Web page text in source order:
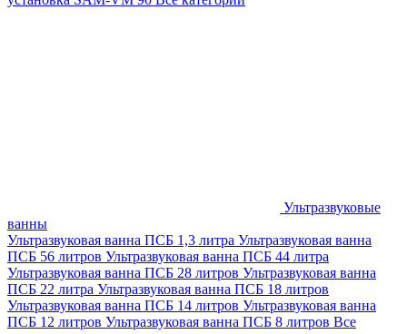
Ультразвуковые
ванны
Ультразвуковая ванна ПСБ 1,3 литра Ультразвуковая ванна
ПСБ 56 литров Ультразвуковая ванна ПСБ 44 литра
Ультразвуковая ванна ПСБ 28 литров Ультразвуковая ванна
ПСБ 22 литра Ультразвуковая ванна ПСБ 18 литров
Ультразвуковая ванна ПСБ 14 литров Ультразвуковая ванна
ПСБ 12 литров Ультразвуковая ванна ПСБ 8 литров Все